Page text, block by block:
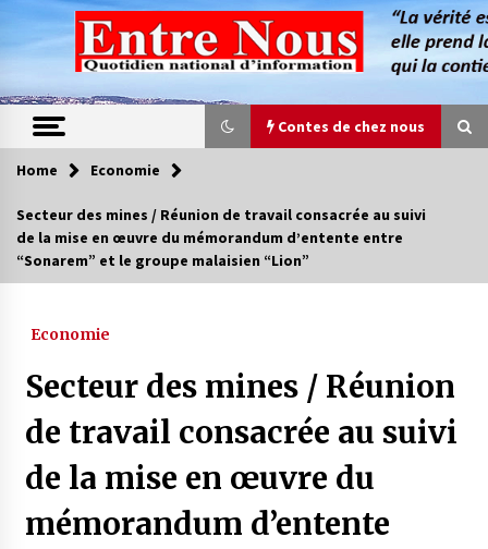
content
Contes de chez nous
Contes de chez nous
4 ans ago
4 ans ago
Oum el Gaïla / L’ogresse du M’zab
4 ans ago
Home Economie
Secteur des mines / Réunion de travail consacrée au suivi
de la mise en œuvre du mémorandum d’entente entre
“Sonarem” et le groupe malaisien “Lion”
Economie
Secteur des mines / Réunion
de travail consacrée au suivi
de la mise en œuvre du
mémorandum d’entente